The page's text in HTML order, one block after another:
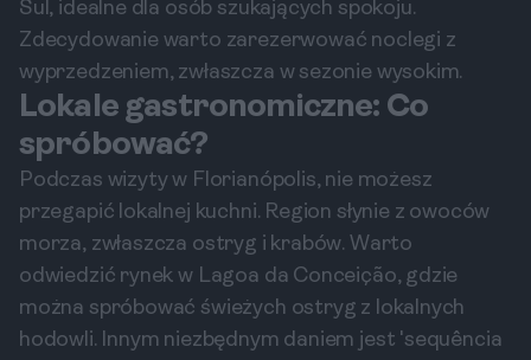
Sul, idealne dla osób szukających spokoju.
Zdecydowanie warto zarezerwować noclegi z
wyprzedzeniem, zwłaszcza w sezonie wysokim.
Lokale gastronomiczne: Co
spróbować?
Podczas wizyty w Florianópolis, nie możesz
przegapić lokalnej kuchni. Region słynie z owoców
morza, zwłaszcza ostryg i krabów. Warto
odwiedzić rynek w Lagoa da Conceição, gdzie
można spróbować świeżych ostryg z lokalnych
hodowli. Innym niezbędnym daniem jest 'sequência